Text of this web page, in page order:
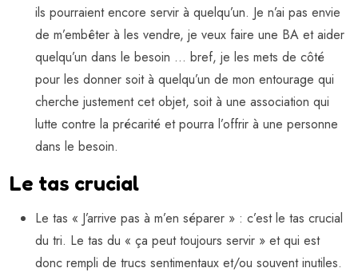
ils pourraient encore servir à quelqu’un. Je n’ai pas envie
de m’embêter à les vendre, je veux faire une BA et aider
quelqu’un dans le besoin … bref, je les mets de côté
pour les donner soit à quelqu’un de mon entourage qui
cherche justement cet objet, soit à une association qui
lutte contre la précarité et pourra l’offrir à une personne
dans le besoin.
Le tas crucial
Le tas « J’arrive pas à m’en séparer » : c’est le tas crucial
du tri. Le tas du « ça peut toujours servir » et qui est
donc rempli de trucs sentimentaux et/ou souvent inutiles.